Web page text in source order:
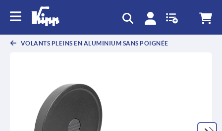
VOLANTS PLEINS EN ALUMINIUM SANS POIGNÉE